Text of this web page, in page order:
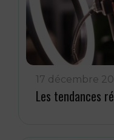
17 décembre
Les tendances